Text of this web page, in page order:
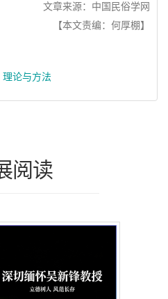
文章来源：中国民俗学网
【本文责编：何厚棚】
理论与方法
阅读